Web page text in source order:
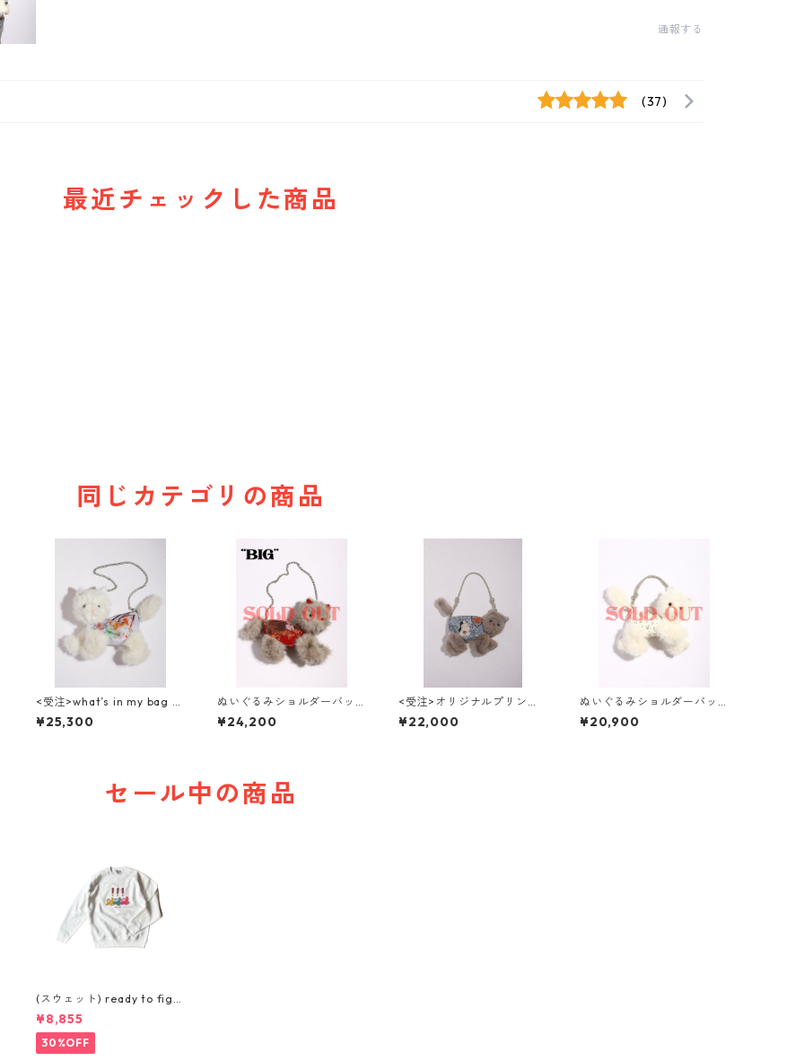
通報する
(37)
最近チェックした商品
同じカテゴリの商品
<受注>what’s in my bag ぬ
いぐるみショルダーバッグ(
NO,26 / big )
¥25,300
ぬいぐるみショルダーバッ
グ( NO,10 / big )
¥24,200
<受注>オリジナルプリント
ぬいぐるみショルダーバッ
グ( NO,28 / small)
¥22,000
ぬいぐるみショルダーバッ
グ( NO,3 / small )
¥20,900
セール中の商品
(スウェット) ready to figh
t (WHITE)
¥8,855
30%OFF